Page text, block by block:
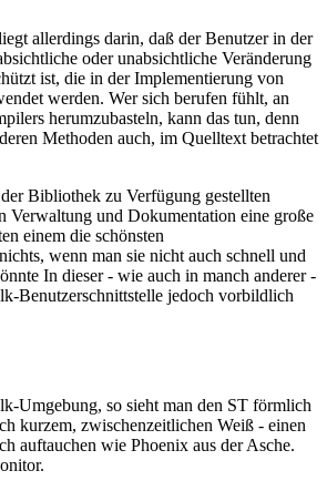
allerdings darin, daß der Benutzer in der
oder unabsichtliche Veränderung
ist, die in der Implementierung von
werden. Wer sich berufen fühlt, an
herumzubasteln, kann das tun, denn
Methoden auch, im Quelltext betrachtet
Bibliothek zu Verfügung gestellten
Verwaltung und Dokumentation eine große
einem die schönsten
wenn man sie nicht auch schnell und
In dieser - wie auch in manch anderer -
Benutzerschnittstelle jedoch vorbildlich
Umgebung, so sieht man den ST förmlich
kurzem, zwischenzeitlichen Weiß - einen
auftauchen wie Phoenix aus der Asche.